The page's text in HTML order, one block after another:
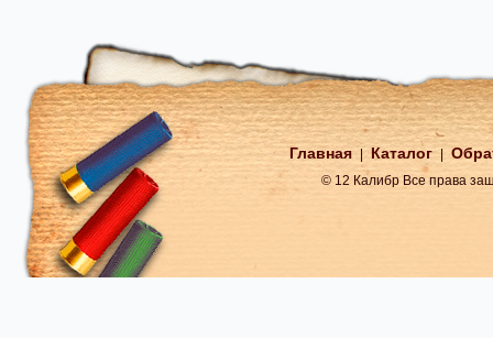
Главная Каталог
© 12 Калибр Все права